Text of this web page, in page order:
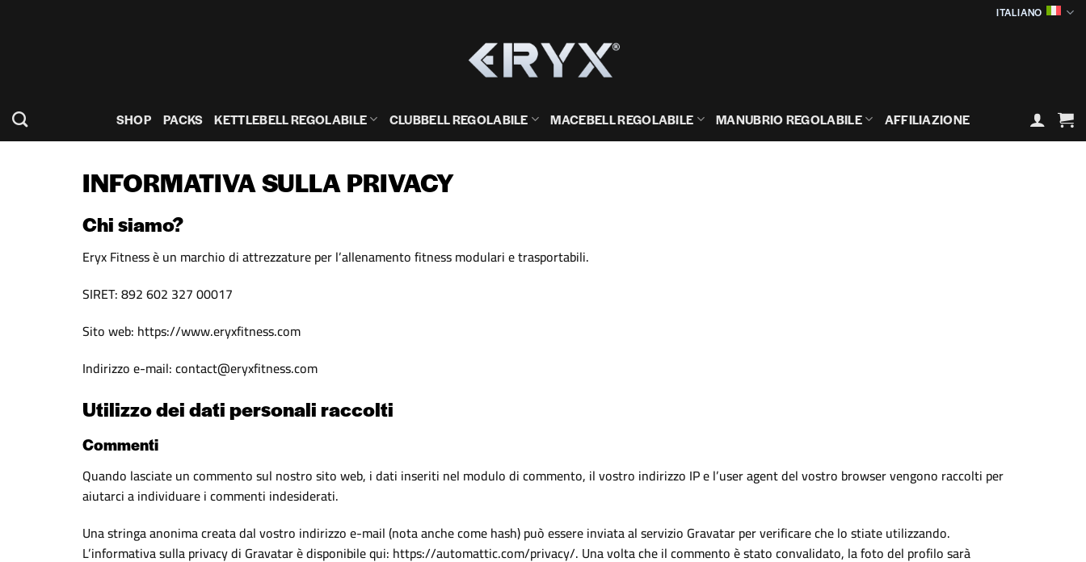
ITALIANO
SHOP PACKS KETTLEBELL REGOLABILE CLUBBELL REGOLABILE MACEBELL REGOLABILE MANUBRIO REGOLABILE AFFILIAZIONE
INFORMATIVA SULLA PRIVACY
Chi siamo?
Eryx Fitness è un marchio di attrezzature per l’allenamento fitness modulari e trasportabili.
SIRET: 892 602 327 00017
Sito web: https://www.eryxfitness.com
Indirizzo e-mail: contact@eryxfitness.com
Utilizzo dei dati personali raccolti
Commenti
Quando lasciate un commento sul nostro sito web, i dati inseriti nel modulo di commento, il vostro indirizzo IP e l’user agent del vostro browser vengono raccolti per
aiutarci a individuare i commenti indesiderati.
Una stringa anonima creata dal vostro indirizzo e-mail (nota anche come hash) può essere inviata al servizio Gravatar per verificare che lo stiate utilizzando.
L’informativa sulla privacy di Gravatar è disponibile qui: https://automattic.com/privacy/. Una volta che il commento è stato convalidato, la foto del profilo sarà